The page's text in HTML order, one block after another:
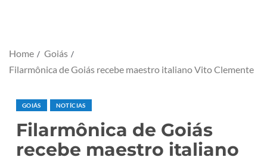
Home
Goiás
Filarmônica de Goiás recebe maestro italiano Vito Clemente
GOIÁS NOTÍCIAS
Filarmônica de Goiás
recebe maestro italiano